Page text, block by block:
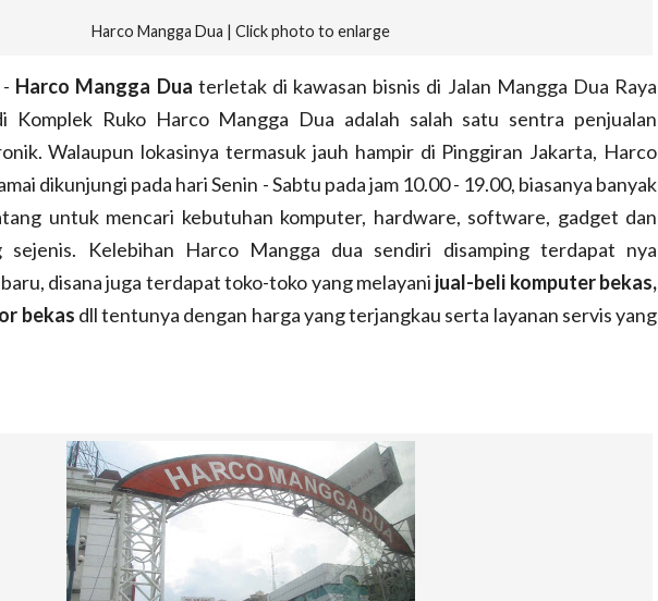
Harco Mangga Dua | Click photo to enlarge
Harco Mangga Dua terletak di kawasan bisnis di Jalan Mangga Dua Raya
Komplek Ruko Harco Mangga Dua adalah salah satu sentra penjualan
Walaupun lokasinya termasuk jauh hampir di Pinggiran Jakarta, Harco
dikunjungi pada hari Senin - Sabtu pada jam 10.00 - 19.00, biasanya banyak
untuk mencari kebutuhan komputer, hardware, software, gadget dan
sejenis. Kelebihan Harco Mangga dua sendiri disamping terdapat nya
disana juga terdapat toko-toko yang melayani jual-beli komputer bekas,
bekas dll tentunya dengan harga yang terjangkau serta layanan servis yang